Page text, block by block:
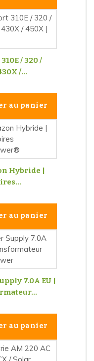
/ 320 /
/...
au panier
Hybride |
au panier
7.0A EU |
au panier